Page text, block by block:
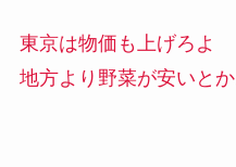
東京は物価も上げろよ
地方より野菜が安いと